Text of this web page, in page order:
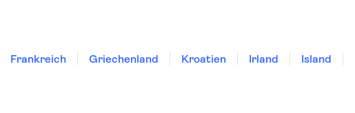
Frankreich Griechenland Kroatien Irland
Island